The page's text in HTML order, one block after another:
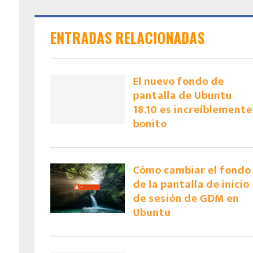
ENTRADAS RELACIONADAS
El nuevo fondo de
pantalla de Ubuntu
18.10 es increíblemente
bonito
Cómo cambiar el fondo
de la pantalla de inicio
de sesión de GDM en
Ubuntu